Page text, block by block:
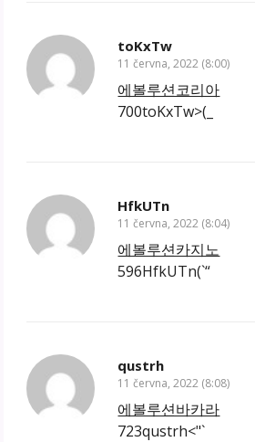
toKxTw
11 června, 2022 (8:00)
에볼루션코리아
700toKxTw>(_
HfkUTn
11 června, 2022 (8:04)
에볼루션카지노
596HfkUTn(`“
qustrh
11 června, 2022 (8:08)
에볼루션바카라
723qustrh<"`